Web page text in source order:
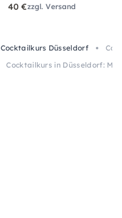
40 €zzgl. Versand
Cocktailkurs Düsseldorf
Cocktailkurs in Düsseldorf: